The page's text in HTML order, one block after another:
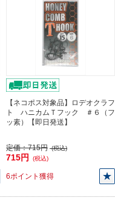
【ネコポス対象品】ロデオクラフ
ト ハニカムＴフック ＃６（フ
ッ素）【即日発送】
定価：715円 (税込)
715円 (税込)
6ポイント獲得